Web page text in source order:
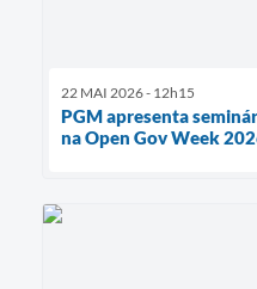
22 MAI 2026 - 12h15
PGM apresenta
na Open Gov Week